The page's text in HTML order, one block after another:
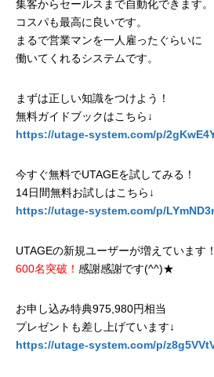
集客からセールスまで自動化できます。
コスパも最高に良いです。
まるで営業マンを一人雇ったぐらいに
働いてくれるシステムです。
まずは正しい知識をつけよう！
無料ガイドブックはこちら↓
https://utage-system.com/p/
今すぐ無料でUTAGEを試してみる！
14日間無料お試しはこちら↓
https://utage-system.com/p/
UTAGEの新規ユーザーが増えています！
600名突破！ 感謝感謝です(^^)★
お申し込み特典975,980円相当
プレゼントも差し上げています↓
https://utage-system.com/p/